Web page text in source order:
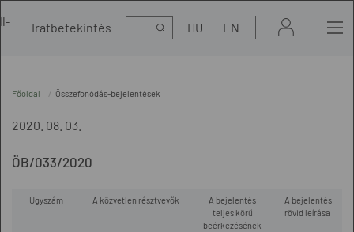
Iratbetekintés Kereső HU EN
Főoldal Összefonódás-bejelentések
2020. 08. 03.
ÖB/033/2020
Ügyszám A közvetlen résztvevők
A bejelentés
teljes körű
beérkezésének
A bejelentés
rövid leírása